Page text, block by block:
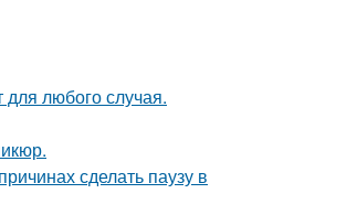
любого случая.
сделать паузу в